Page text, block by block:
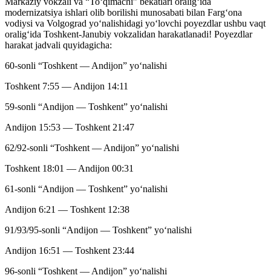
modernizatsiya ishlari olib borilishi munosabati bilan Farg‘ona
vodiysi va Volgograd yo‘nalishidagi yo‘lovchi poyezdlar ushbu vaqt
oralig‘ida Toshkent-Janubiy vokzalidan harakatlanadi! Poyezdlar
harakat jadvali quyidagicha:
60-sonli “Toshkent — Andijon” yo‘nalishi
Toshkent 7:55 — Andijon 14:11
59-sonli “Andijon — Toshkent” yo‘nalishi
Andijon 15:53 — Toshkent 21:47
62/92-sonli “Toshkent — Andijon” yo‘nalishi
Toshkent 18:01 — Andijon 00:31
61-sonli “Andijon — Toshkent” yo‘nalishi
Andijon 6:21 — Toshkent 12:38
91/93/95-sonli “Andijon — Toshkent” yo‘nalishi
Andijon 16:51 — Toshkent 23:44
96-sonli “Toshkent — Andijon” yo‘nalishi